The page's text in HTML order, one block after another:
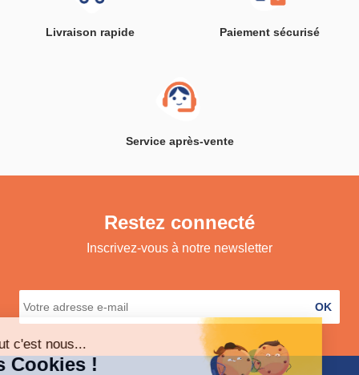
Livraison rapide Paiement sécurisé
Service après-vente
Restez connecté
Inscrivez-vous à notre newsletter
OK